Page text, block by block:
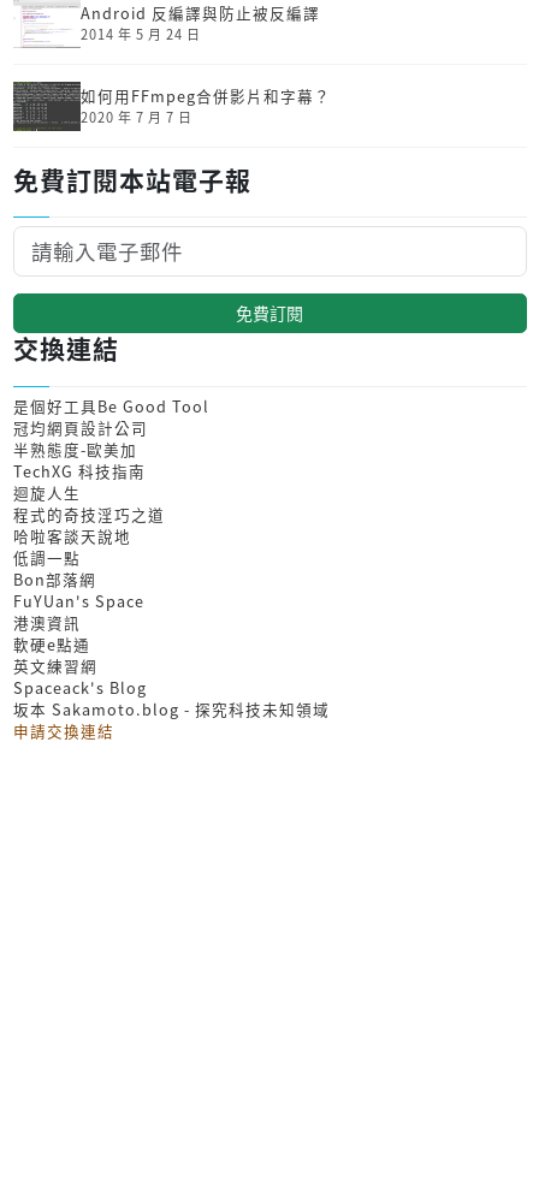
Android 反編譯與防止被反編譯
2014 年 5 月 24 日
如何用FFmpeg合併影片和字幕？
2020 年 7 月 7 日
免費訂閱本站電子報
免費訂閱
交換連結
是個好工具Be Good Tool
冠均網頁設計公司
半熟態度-歐美加
TechXG 科技指南
迴旋人生
程式的奇技淫巧之道
哈啦客談天說地
低調一點
Bon部落網
FuYUan's Space
港澳資訊
軟硬e點通
英文練習網
Spaceack's Blog
坂本 Sakamoto.blog - 探究科技未知領域
申請交換連結